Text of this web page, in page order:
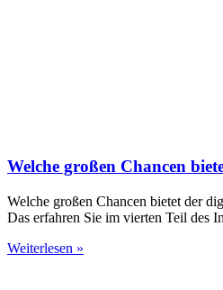
Welche großen Chancen
Welche großen Chancen bietet der
Das erfahren Sie im vierten Teil des
Weiterlesen »